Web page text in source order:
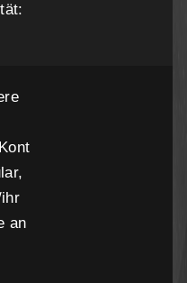
an